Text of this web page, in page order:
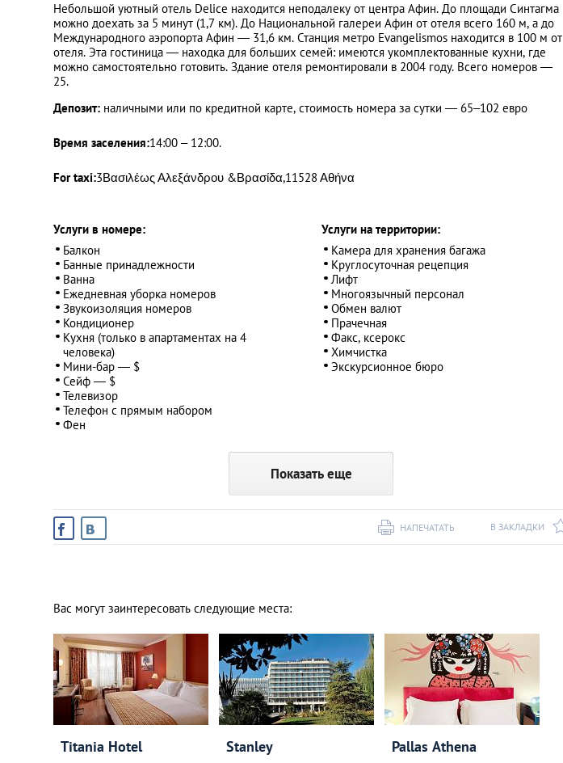
Небольшой уютный отель Delice находится неподалеку от центра Афин. До площади Синтагма
можно доехать за 5 минут (1,7 км). До Национальной галереи Афин от отеля всего 160 м, а до
Международного аэропорта Афин — 31,6 км. Станция метро Evangelismos находится в 100 м от
отеля. Эта гостиница — находка для больших семей: имеются укомплектованные кухни, где
можно самостоятельно готовить. Здание отеля ремонтировали в 2004 году. Всего номеров —
25.
Депозит: наличными или по кредитной карте, стоимость номера за сутки — 65–102 евро
Время заселения:14:00 – 12:00.
For taxi:3Βασιλέως Αλεξάνδρου &Βρασίδα,11528 Αθήνα
Услуги в номере:
Балкон
Банные принадлежности
Ванна
Ежедневная уборка номеров
Звукоизоляция номеров
Кондиционер
Кухня (только в апартаментах на 4
человека)
Мини-бар — $
Сейф — $
Телевизор
Телефон с прямым набором
Фен
Услуги на территории:
Камера для хранения багажа
Круглосуточная рецепция
Лифт
Многоязычный персонал
Обмен валют
Прачечная
Факс, ксерокс
Химчистка
Экскурсионное бюро
Показать еще
В ЗАКЛАДКИ
НАПЕЧАТАТЬ
Вас могут заинтересовать следующие места:
Titania Hotel Stanley Pallas Athena